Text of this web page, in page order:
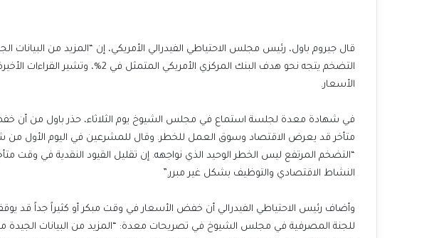
قال جيروم باول، رئيس مجلس الاحتياطي الفيدرالي الأمريكي، إن “المزيد من البيانات
التضخم يتجه نحو هدف البنك المركزي الأمريكي
الأسعار.
في شهادة معدة لجلسة استماع في مجلس الشيوخ يوم الثلاثاء، حذر باول من أن
متأخر قد يعرض الاقتصاد وسوق العمل للخطر. وقال للمشرعين في اليوم الأول من
“التضخم المرتفع ليس الخطر الوحيد الذي نواجهه. إن تقليل القيود النقدية في وقت
النشاط الاقتصادي والتوظيف بشكل غير مبرر.”
وأضاف رئيس الاحتياطي الفيدرالي أن خفض الأسعار في وقت مبكر أو كثيراً جداً قد
للجنة المصرفية في مجلس الشيوخ في تصريحات معدة: “المزيد من البيانات الجيدة